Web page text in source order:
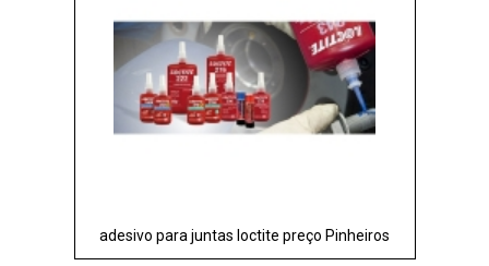
adesivo para juntas loctite preço Pinheiros